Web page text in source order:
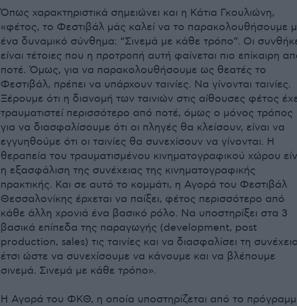
Όπως χαρακτηριστικά σημειώνει και η Κάτια Γκουλιώνη,
«φέτος, το Φεστιβάλ μάς καλεί να το παρακολουθήσουμε
ένα δυναμικό σύνθημα: “Σινεμά με κάθε τρόπο”. Οι
είναι τέτοιες που η προτροπή αυτή φαίνεται πιο επίκαιρη
ποτέ. Όμως, για να παρακολουθήσουμε ως θεατές το
Φεστιβάλ, πρέπει να υπάρχουν ταινίες. Να γίνονται ταινίες.
Ξέρουμε ότι η διανομή των ταινιών στις αίθουσες φέτος
τραυματιστεί περισσότερο από ποτέ, όμως ο μόνος τρόπος
για να διασφαλίσουμε ότι οι πληγές θα κλείσουν, είναι να
εγγυηθούμε ότι οι ταινίες θα συνεχίσουν να γίνονται. Η
θεραπεία του τραυματισμένου κινηματογραφικού χώρου
η εξασφάλιση της συνέχειας της κινηματογραφικής
πρακτικής. Και σε αυτό το κομμάτι, η Αγορά του Φεστιβάλ
Θεσσαλονίκης έρχεται να παίξει, φέτος περισσότερο από
κάθε άλλη χρονιά ένα βασικό ρόλο. Να υποστηρίξει στα 3
βασικά επίπεδα της παραγωγής (development, post
production, sales) τις ταινίες και να διασφαλίσει τη
έτσι ώστε να συνεχίσουμε να κάνουμε και να βλέπουμε
σινεμά. Σινεμά με κάθε τρόπο».
Η Αγορά του ΦΚΘ, η οποία υποστηρίζεται από το